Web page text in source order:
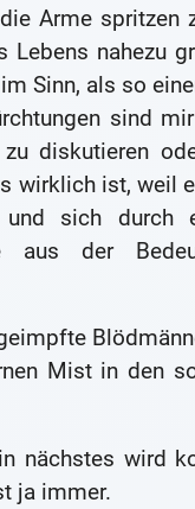
Arme spritzen
nahezu
Sinn, als so
sind
diskutieren
wirklich ist, weil
und sich durch
aus der
Mist in den
nächstes wird
ja immer.